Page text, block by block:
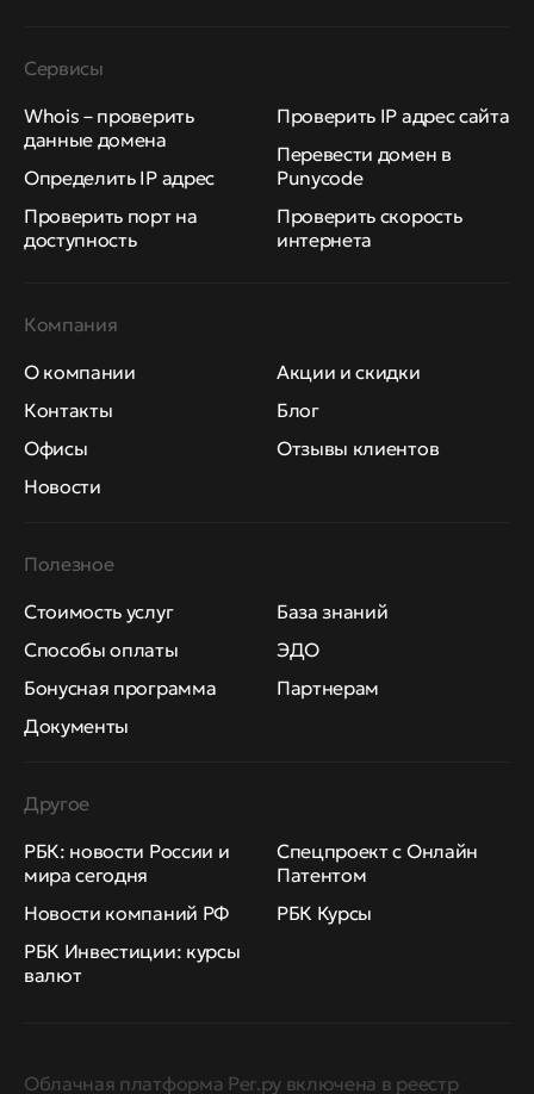
Сервисы
Whois – проверить
данные домена
Определить IP адрес
Проверить порт на
доступность
Проверить IP адрес сайта
Перевести домен в
Punycode
Проверить скорость
интернета
Компания
О компании
Контакты
Офисы
Новости
Акции и скидки
Блог
Отзывы клиентов
Полезное
Стоимость услуг
Способы оплаты
Бонусная программа
Документы
База знаний
ЭДО
Партнерам
Другое
РБК: новости России и
мира сегодня
Новости компаний РФ
РБК Инвестиции: курсы
валют
Спецпроект с Онлайн
Патентом
РБК Курсы
Облачная платформа Рег.ру включена в реестр